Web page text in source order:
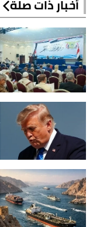
أخبار ذات صلة